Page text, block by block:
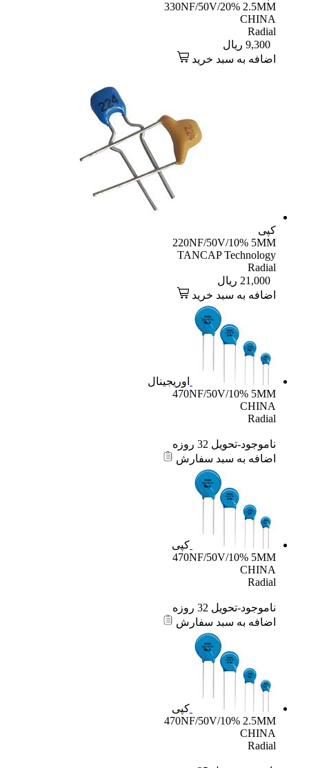
330NF/50V/20% 2.5MM
CHINA
Radial
9,300 ریال
اضافه به سبد خرید
کپی
220NF/50V/10% 5MM
TANCAP Technology
Radial
21,000 ریال
اضافه به سبد خرید
اوریجینال
470NF/50V/10% 5MM
CHINA
Radial
ناموجود-تحویل 32 روزه
اضافه به سبد سفارش
کپی
470NF/50V/10% 5MM
CHINA
Radial
ناموجود-تحویل 32 روزه
اضافه به سبد سفارش
کپی
470NF/50V/10% 2.5MM
CHINA
Radial